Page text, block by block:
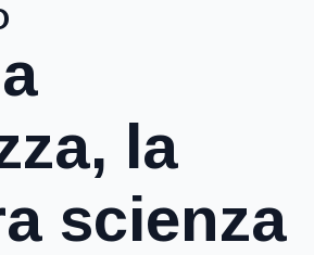
la
scienza